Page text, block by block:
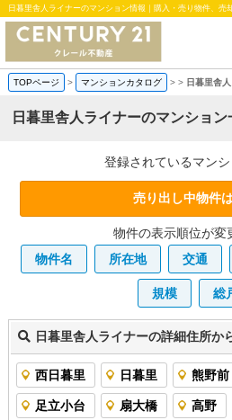
TOPページ > マンションカタログ >> 日暮里舎
日暮里舎人ライナーのマンション
登録されているマン
売り出し中物件
物件の表示順位が変
物件名
所在地 交通
規模 総
日暮里舎人ライナーの詳細住所か
西日暮里 日暮里 熊野前
足立小台 扇大橋 高野